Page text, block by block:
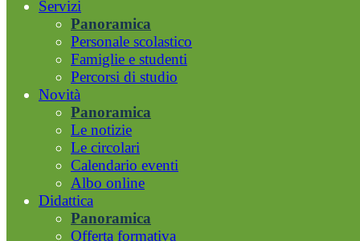
Servizi
Panoramica
Personale scolastico
Famiglie e studenti
Percorsi di studio
Novità
Panoramica
Le notizie
Le circolari
Calendario eventi
Albo online
Didattica
Panoramica
Offerta formativa